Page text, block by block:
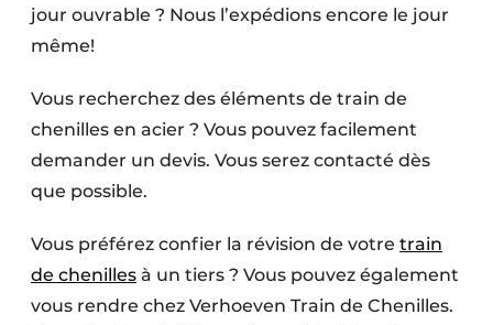
jour ouvrable ? Nous l’expédions encore le jour
même!
Vous recherchez des éléments de train de
chenilles en acier ? Vous pouvez facilement
demander un devis. Vous serez contacté dès
que possible.
Vous préférez confier la révision de votre train
de chenilles à un tiers ? Vous pouvez également
vous rendre chez Verhoeven Train de Chenilles.